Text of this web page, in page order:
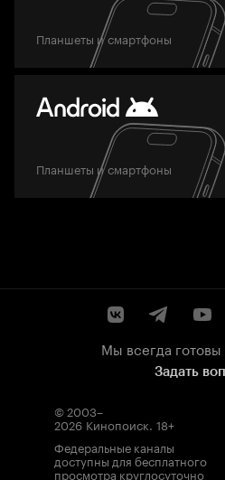
Планшеты и смартфоны
Планшеты и смартфоны
Мы всегда
Задать
© 2003–
2026 Кинопоиск. 18+
Федеральные каналы
доступны для бесплатного
просмотра круглосуточно